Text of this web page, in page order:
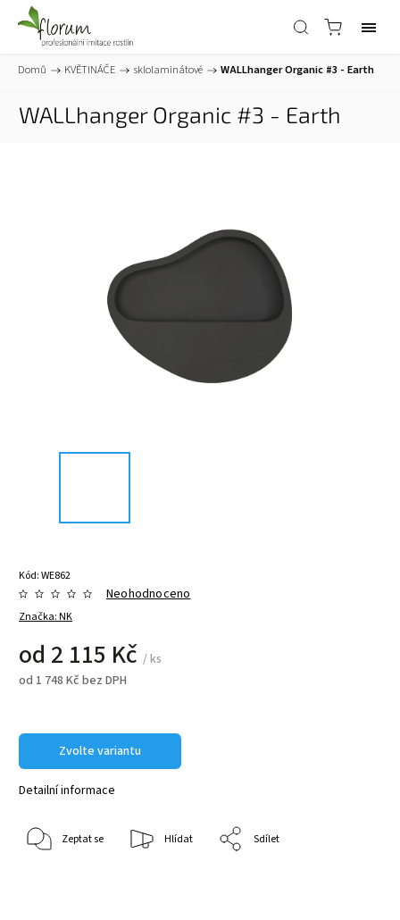
Domů / KVĚTINÁČE / sklolaminátové / WALLhanger Organic #3 - Earth
WALLhanger Organic #3 - Earth
Kód:WE862
Značka:NK
Neohodnoceno
od 2 115 Kč / ks
od 1 748 Kč bez DPH
Zvolte variantu
Detailní informace
Zeptat se Hlídat Sdílet